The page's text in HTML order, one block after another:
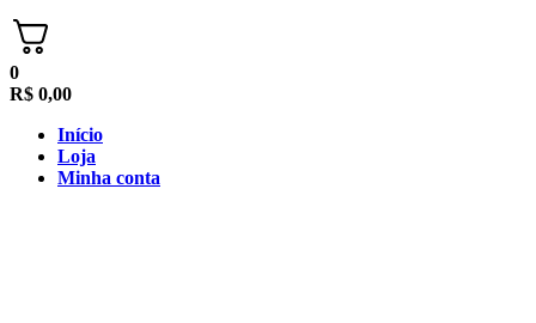
0
R$ 0,00
Início
Loja
Minha conta